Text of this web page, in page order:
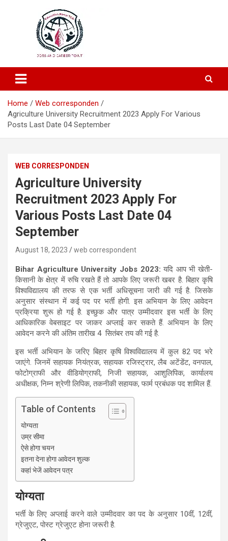
Education Portal
Home
Web corresponden
Agriculture University Recruitment 2023 Apply For Various
Posts Last Date 04 September
WEB CORRESPONDEN
Agriculture University
Recruitment 2023 Apply For
Various Posts Last Date 04
September
August 18, 2023 web correspondent
Bihar Agriculture University Jobs 2023: यदि आप भी खेती-
किसानी के क्षेत्र में रुचि रखते हैं तो आपके लिए जरूरी खबर है. बिहार कृषि
विश्वविद्यालय की तरफ से एक भर्ती अधिसूचना जारी की गई है. जिसके
अनुसार संस्थान में कई पद पर भर्ती होगी. इस अभियान के लिए आवेदन
प्रक्रिया शुरू हो गई है. इच्छुक और पात्र उम्मीदवार इस भर्ती के लिए
आधिकारिक वेबसाइट पर जाकर अप्लाई कर सकते हैं. अभियान के लिए
आवेदन करने की अंतिम तारीख 4 सितंबर तय की गई है.
इस भर्ती अभियान के जरिए बिहार कृषि विश्वविद्यालय में कुल 82 पद भरे
जाएंगे. जिनमें सहायक नियंत्रक, सहायक रजिस्ट्रार, लैब अटेंडेंट, वनपाल,
फोटोग्राफी और वीडियोग्राफी, निजी सहायक, आशुलिपिक, कार्यालय
अधीक्षक, निम्न श्रेणी लिपिक, तकनीकी सहायक, फार्म प्रबंधक पद शामिल हैं.
Table of Contents
योग्यता
उम्र सीमा
ऐसे होगा चयन
इतना देना होगा आवेदन शुल्क
कहां भेजें आवेदन पत्र
योग्यता
भर्ती के लिए अप्लाई करने वाले उम्मीदवार का पद के अनुसार 10वीं, 12वीं,
ग्रेजुएट, पोस्ट ग्रेजुएट होना जरूरी है.